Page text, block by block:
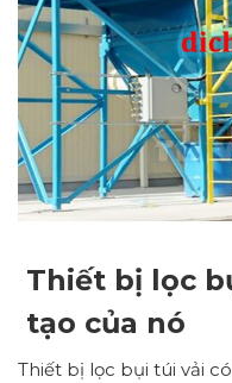
Thiết bị lọc
tạo của nó
Thiết bị lọc bụi túi vải